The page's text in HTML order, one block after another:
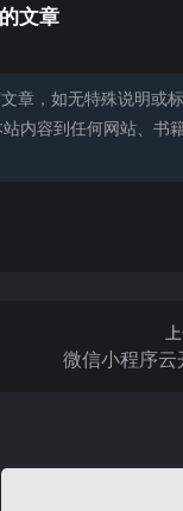
文章
章，如无特殊说明或
内容到任何网站、
微信小程序云